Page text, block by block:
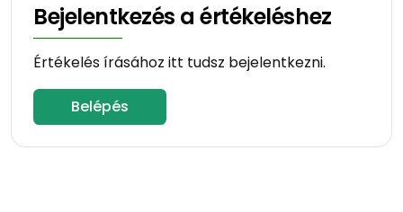
Bejelentkezés a értékeléshez
Értékelés írásához itt tudsz bejelentkezni.
Belépés